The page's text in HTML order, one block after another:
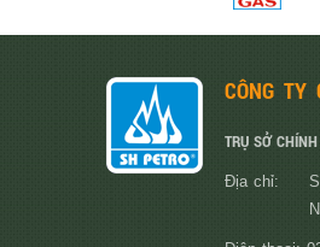
CÔNG
TRỤ SỞ CHÍNH
Địa chỉ: